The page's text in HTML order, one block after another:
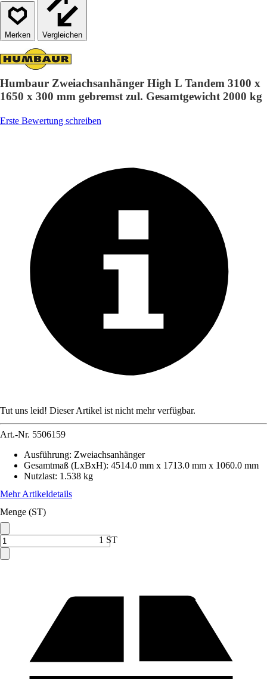
Vergleichen
Humbaur Zweiachsanhänger High L Tandem 3100 x
1650 x 300 mm gebremst zul. Gesamtgewicht 2000 kg
Erste Bewertung schreiben
Tut uns leid! Dieser Artikel ist nicht mehr verfügbar.
Art.-Nr. 5506159
Ausführung: Zweiachsanhänger
Gesamtmaß (LxBxH): 4514.0 mm x 1713.0 mm x 1060.0 mm
Nutzlast: 1.538 kg
Mehr Artikeldetails
Menge (ST)
1 ST